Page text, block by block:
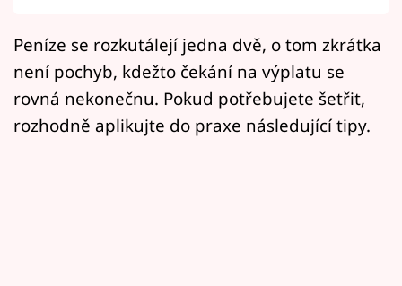
Mámy sobě
Přihlášení
Peníze se rozkutálejí jedna dvě, o tom zkrátka
není pochyb, kdežto čekání na výplatu se
rovná nekonečnu. Pokud potřebujete šetřit,
rozhodně aplikujte do praxe následující tipy.